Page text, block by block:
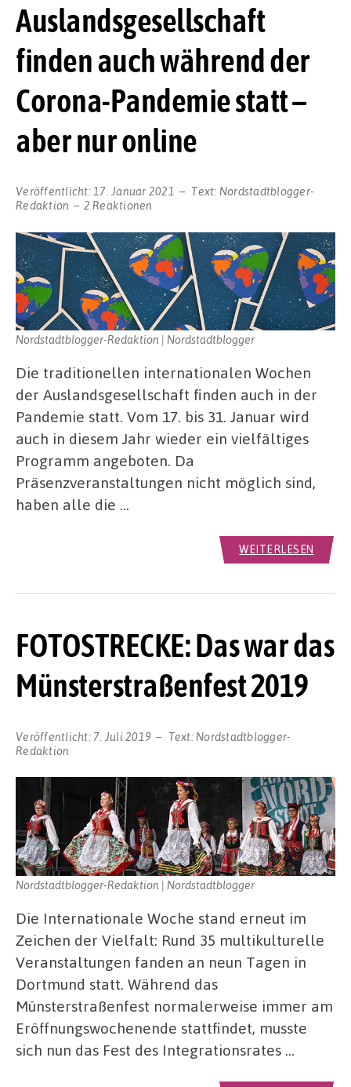
Auslandsgesellschaft
finden auch während der
Corona-Pandemie statt –
aber nur online
Veröffentlicht: 17. Januar 2021 Text: Nordstadtblogger-
Redaktion
2 Reaktionen
Nordstadtblogger-Redaktion | Nordstadtblogger
Die traditionellen internationalen Wochen
der Auslandsgesellschaft finden auch in der
Pandemie statt. Vom 17. bis 31. Januar wird
auch in diesem Jahr wieder ein vielfältiges
Programm angeboten. Da
Präsenzveranstaltungen nicht möglich sind,
haben alle die …
WEITERLESEN
FOTOSTRECKE: Das war das
Münsterstraßenfest 2019
Veröffentlicht: 7. Juli 2019 Text: Nordstadtblogger-
Redaktion
Nordstadtblogger-Redaktion | Nordstadtblogger
Die Internationale Woche stand erneut im
Zeichen der Vielfalt: Rund 35 multikulturelle
Veranstaltungen fanden an neun Tagen in
Dortmund statt. Während das
Münsterstraßenfest normalerweise immer am
Eröffnungswochenende stattfindet, musste
sich nun das Fest des Integrationsrates …